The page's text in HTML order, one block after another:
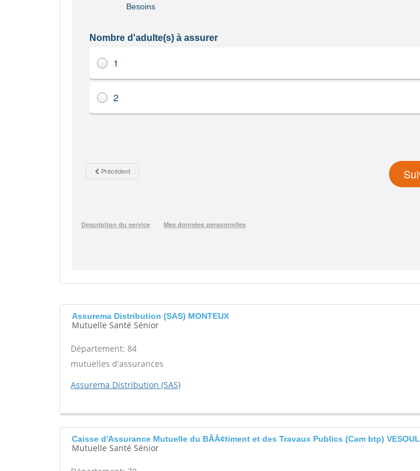
Assurema Distribution (SAS) MONTEUX
Mutuelle Santé Sénior
Département: 84
mutuelles d'assurances
Assurema Distribution (SAS)
Caisse d'Assurance Mutuelle du BÃÂ¢timent et des Travaux Publics (Cam btp) VESOUL
Mutuelle Santé Sénior